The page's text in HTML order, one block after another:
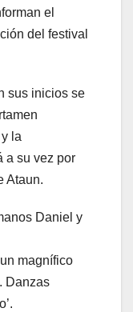
el
del festival
sus inicios se
la
a su vez por
Ataun.
Daniel y
magnífico
Danzas